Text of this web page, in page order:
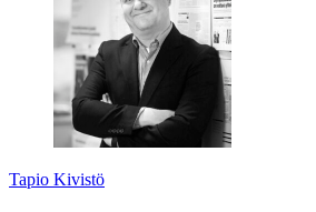
Tapio Kivistö